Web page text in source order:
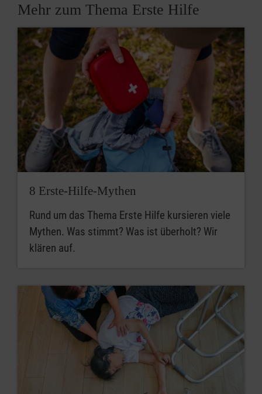
Mehr zum Thema Erste Hilfe
8 Erste-Hilfe-Mythen
Rund um das Thema Erste Hilfe kursieren viele
Mythen. Was stimmt? Was ist überholt? Wir
klären auf.